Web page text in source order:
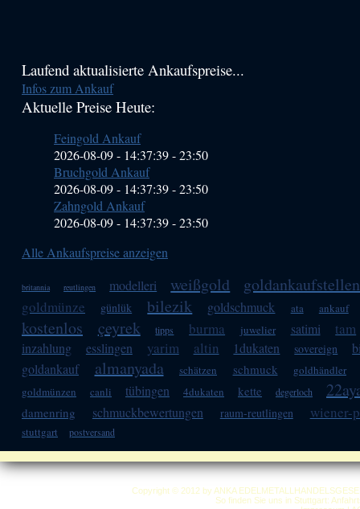
Haupt-
Sidebar
Laufend aktualisierte Ankaufspreise...
Infos zum Ankauf
Aktuelle Preise Heute:
Feingold Ankauf
2026-08-09 - 14:37:39-23:50
Bruchgold Ankauf
2026-08-09 - 14:37:39-23:50
Zahngold Ankauf
2026-08-09 - 14:37:39-23:50
Alle Ankaufspreise anzeigen
britannia reutlingen modelleri weißgold goldankaufstellen
goldmünze günlük bilezik goldschmuck ata ankauf
kostenlos çeyrek tipps burma juwelier satimi tam
inzahlung esslingen yarim altin 1dukaten sovereign
goldankauf
almanyada schätzen schmuck
goldhändler
goldmünzen
canli tübingen 4dukaten kette degerloch
damenring schmuckbewertungen raum-reutlingen wiener-
stuttgart postversand
Copyright © 2012 by ANKA
So finden Sie uns in Stuttgart: